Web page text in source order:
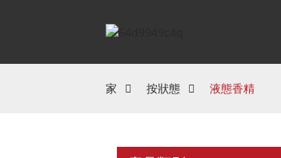
家 按狀態 液態香精